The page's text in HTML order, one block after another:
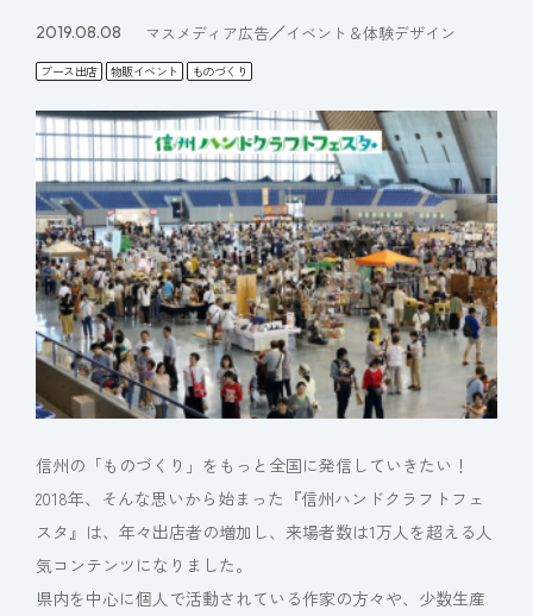
2019.08.08 マスメディア広告／イベント＆体験デザイン
ブース出店 物販イベント ものづくり
信州の「ものづくり」をもっと全国に発信していきたい！
2018年、そんな思いから始まった『信州ハンドクラフトフェ
スタ』は、年々出店者の増加し、来場者数は1万人を超える人
気コンテンツになりました。
県内を中心に個人で活動されている作家の方々や、少数生産